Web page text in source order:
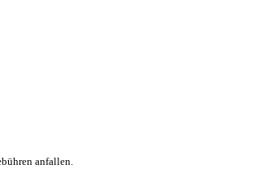
anfallen.